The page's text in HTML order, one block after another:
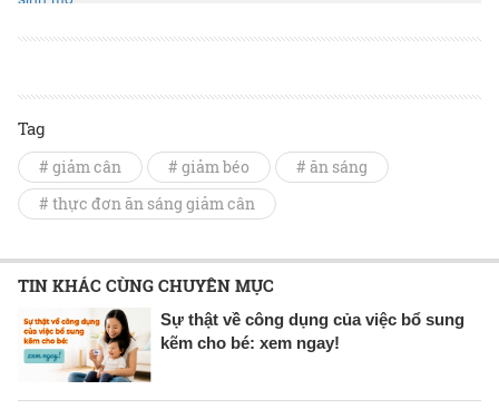
Tag
# giảm cân # giảm béo
# ăn sáng
# thực đơn ăn sáng giảm cân
TIN KHÁC CÙNG CHUYÊN MỤC
Sự thật về công dụng của việc bổ sung
kẽm cho bé: xem ngay!